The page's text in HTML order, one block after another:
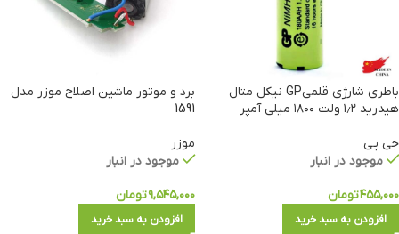
باطری شارژی قلمیGP نیکل متال
هیدرید ۱٫۲ ولت ۱۸۰۰ میلی آمپر
جی پی
موجود در انبار
۴۵۵,۰۰۰تومان
افزودن به سبد خرید
برد و موتور ماشین اصلاح موزر مدل
1591
موزر
موجود در انبار
۹,۵۴۵,۰۰۰تومان
افزودن به سبد خرید